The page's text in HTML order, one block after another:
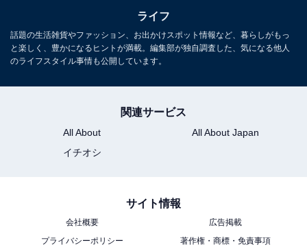
DIAWALL ディアウォールS 2×6材用（出典：楽天市場）
で設置できるディアウォールは、DIY好きの人にはたま
らないアイテム。床と天井で突っ張るタイプの柱と固定
材が基本セットで、棚を追加できる棚受けや天井高に合
ライフ
話題の生活雑貨やファッション、お出かけスポット情報など、暮らしがもっ
と楽しく、豊かになるヒントが満載。編集部が独自調査した、気になる他人
のライフスタイル事情も公開しています。
関連サービス
All About
All About Japan
イチオシ
サイト情報
会社概要
広告掲載
プライバシーポリシー
著作権・商標・免責事項